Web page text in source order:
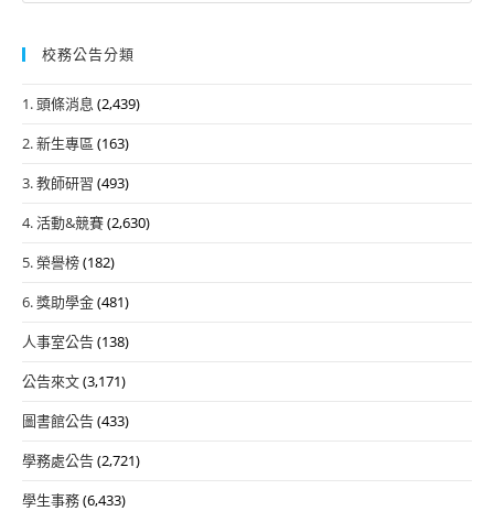
校務公告分類
1. 頭條消息 (2,439)
2. 新生專區 (163)
3. 教師研習 (493)
4. 活動&競賽(2,630)
5. 榮譽榜(182)
6. 獎助學金(481)
人事室公告(138)
公告來文(3,171)
圖書館公告(433)
學務處公告(2,721)
學生事務(6,433)